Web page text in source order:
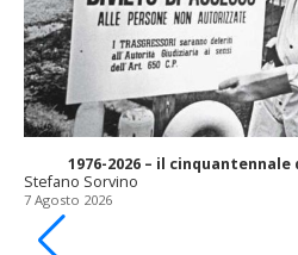
1976-2026 – il
Stefano Sorvino
7 Agosto 2026